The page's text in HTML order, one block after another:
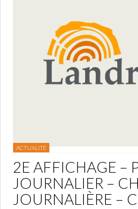
ACTUALITÉ
2E AFFICHAGE –
JOURNALIER –
JOURNALIÈRE –